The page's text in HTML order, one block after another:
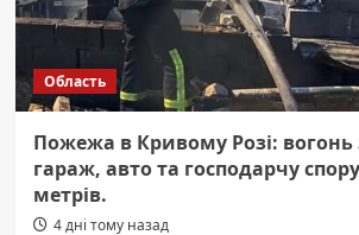
Область
Пожежа в Кривому Розі:
гараж, авто та господарчу
метрів.
4 дні тому назад